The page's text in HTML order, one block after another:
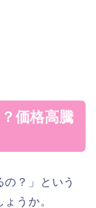
価格高騰
の？」という
うか。